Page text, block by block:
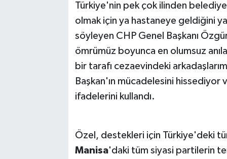
Türkiye'nin pek çok ilinden
olmak için ya hastaneye geldiğini
söyleyen CHP Genel Başkanı
ömrümüz boyunca en olumsuz
bir tarafı cezaevindeki
Başkan'ın mücadelesini hissediyor
ifadelerini kullandı.
Özel, destekleri için Türkiye'deki
Manisa'daki tüm siyasi partilerin